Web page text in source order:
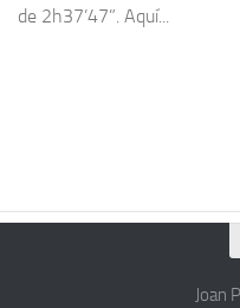
de 2h37’47”. Aquí...
Joan